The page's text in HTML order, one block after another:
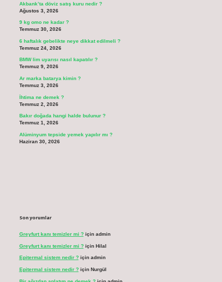
Akbank’ta döviz satış kuru nedir ?
Ağustos 3, 2026
9 kg omo ne kadar ?
Temmuz 30, 2026
6 haftalık gebelikte neye dikkat edilmeli ?
Temmuz 24, 2026
BMW lim uyarısı nasıl kapatılır ?
Temmuz 9, 2026
Ar marka batarya kimin ?
Temmuz 3, 2026
İhtima ne demek ?
Temmuz 2, 2026
Bakır doğada hangi halde bulunur ?
Temmuz 1, 2026
Alüminyum tepside yemek yapılır mı ?
Haziran 30, 2026
Son yorumlar
Greyfurt kanı temizler mi ?için admin
Greyfurt kanı temizler mi ?için Hilal
Epitermal sistem nedir ?için admin
Epitermal sistem nedir ?için Nurgül